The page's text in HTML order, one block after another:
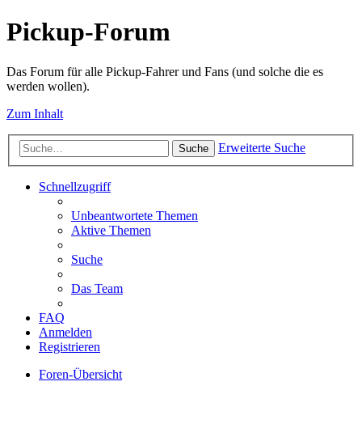
Pickup-Forum
Das Forum für alle Pickup-Fahrer und Fans (und solche die es
werden wollen).
Zum Inhalt
Suche Erweiterte Suche
Schnellzugriff
Unbeantwortete Themen
Aktive Themen
Suche
Das Team
FAQ
Anmelden
Registrieren
Foren-Übersicht